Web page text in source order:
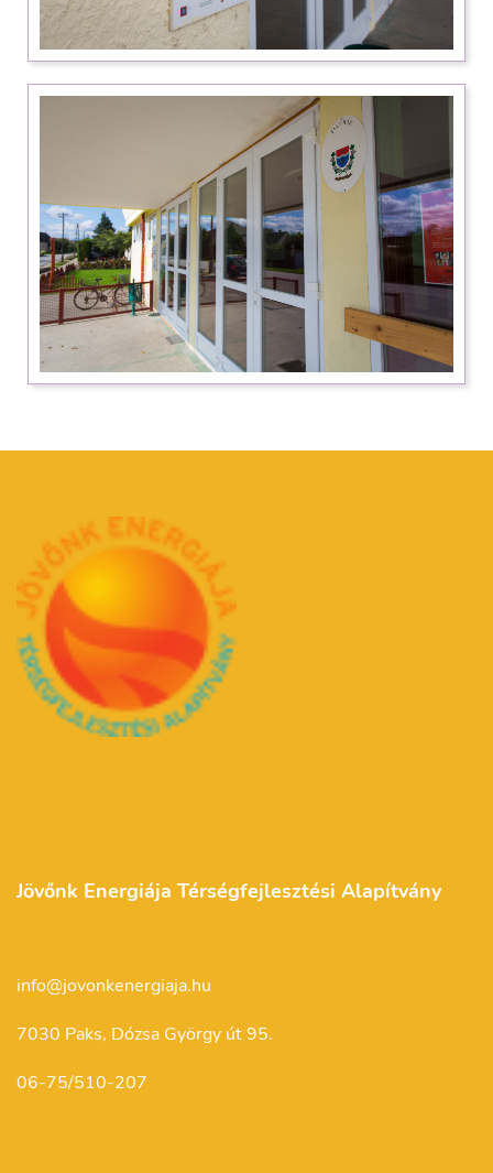
Jövőnk Energiája Térségfejlesztési Alapítvány
info@jovonkenergiaja.hu
7030 Paks, Dózsa György út 95.
06-75/510-207